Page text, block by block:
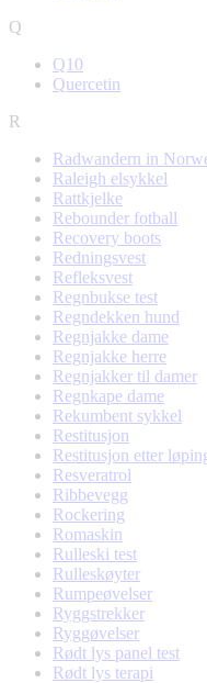
Q
Q10
Quercetin
R
Radwandern in
Raleigh elsykkel
Rattkjelke
Rebounder fotball
Recovery boots
Redningsvest
Refleksvest
Regnbukse test
Regndekken hund
Regnjakke dame
Regnjakke herre
Regnjakker til damer
Regnkape dame
Rekumbent sykkel
Restitusjon
Restitusjon etter
Resveratrol
Ribbevegg
Rockering
Romaskin
Rulleski test
Rulleskøyter
Rumpeøvelser
Ryggstrekker
Ryggøvelser
Rødt lys panel test
Rødt lys terapi